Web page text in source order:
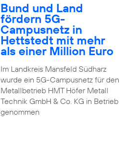
Bund und Land
fördern 5G-
Campusnetz in
Hettstedt mit mehr
als einer Million Euro
Im Landkreis Mansfeld Südharz
wurde ein 5G-Campusnetz für den
Metallbetrieb HMT Höfer Metall
Technik GmbH & Co. KG in Betrieb
genommen